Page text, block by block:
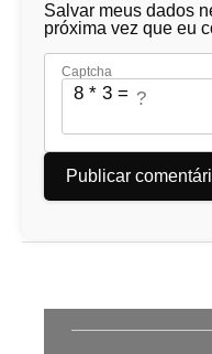
Salvar meus dados
próxima vez que eu
Captcha
8 * 3 = ?